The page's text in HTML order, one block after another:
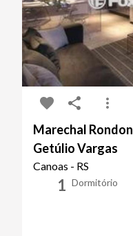
Marechal Rondon
Getúlio Vargas
Canoas - RS
1 Dormitório